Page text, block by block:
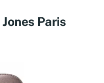
Jones Paris